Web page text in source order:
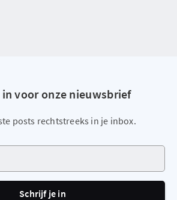
voor onze nieuwsbrief
posts rechtstreeks in je inbox.
Schrijf je in